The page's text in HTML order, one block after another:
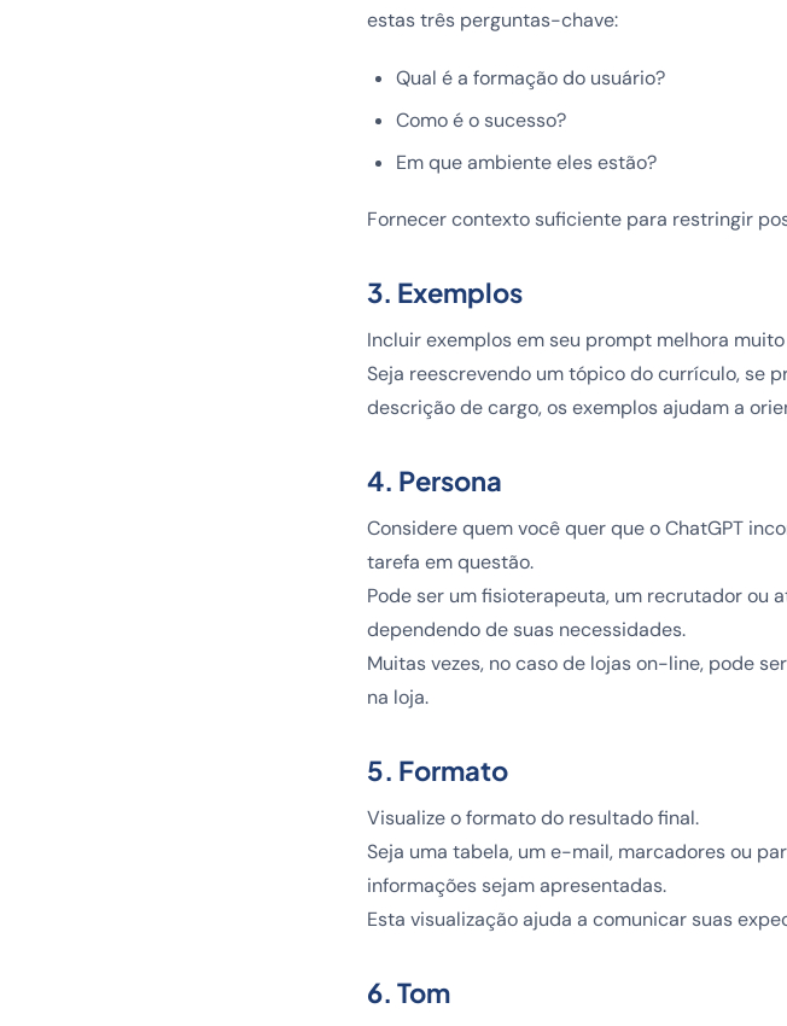
estas três perguntas-chave:
Qual é a formação do usuário?
Como é o sucesso?
Em que ambiente eles estão?
Fornecer contexto suficiente para restringir
3. Exemplos
Incluir exemplos em seu prompt melhora
Seja reescrevendo um tópico do currículo, se
descrição de cargo, os exemplos ajudam a
4. Persona
Considere quem você quer que o ChatGPT
tarefa em questão.
Pode ser um fisioterapeuta, um recrutador ou
dependendo de suas necessidades.
Muitas vezes, no caso de lojas on-line, pode
na loja.
5. Formato
Visualize o formato do resultado final.
Seja uma tabela, um e-mail, marcadores ou
informações sejam apresentadas.
Esta visualização ajuda a comunicar suas
6. Tom